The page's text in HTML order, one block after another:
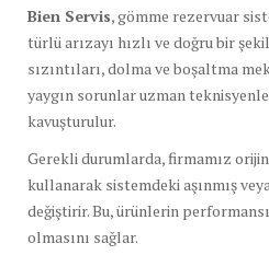
Bien Servis, gömme rezervuar
türlü arızayı hızlı ve doğru bir
sızıntıları, dolma ve boşaltma
yaygın sorunlar uzman
kavuşturulur.
Gerekli durumlarda, firmamız
kullanarak sistemdeki aşınmış
değiştirir. Bu, ürünlerin
olmasını sağlar.